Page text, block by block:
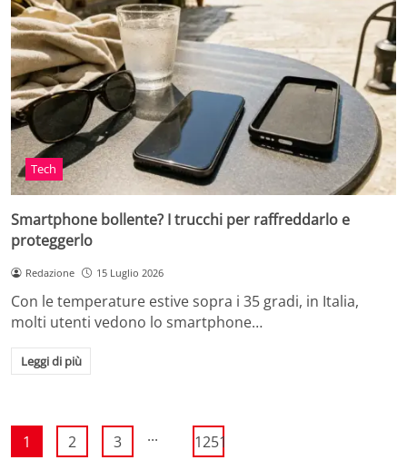
Tech
Smartphone bollente? I trucchi per raffreddarlo e
proteggerlo
Redazione 15 Luglio 2026
Con le temperature estive sopra i 35 gradi, in Italia,
molti utenti vedono lo smartphone…
Leggi di più
1 2 3 ... 1251